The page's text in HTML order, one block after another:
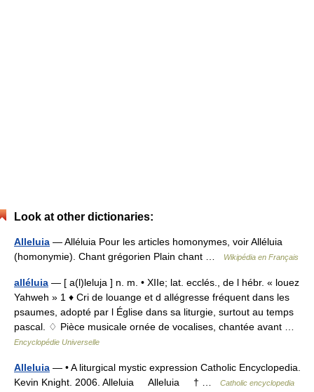
Look at other dictionaries:
Alleluia — Alléluia Pour les articles homonymes, voir Alléluia
(homonymie). Chant grégorien Plain chant …
Wikipédia en Français
alléluia — [ a(l)leluja ] n. m. • XIIe; lat. ecclés., de l hébr. « louez
Yahweh » 1 ♦ Cri de louange et d allégresse fréquent dans les
psaumes, adopté par l Église dans sa liturgie, surtout au temps
pascal. ♢ Pièce musicale ornée de vocalises, chantée avant …
Encyclopédie Universelle
Alleluia — • A liturgical mystic expression Catholic Encyclopedia.
Kevin Knight. 2006. Alleluia Alleluia † …
Catholic encyclopedia